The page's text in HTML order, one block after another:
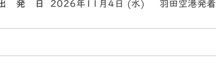
発 日 2026年11月4日 (水) 羽田空港発着